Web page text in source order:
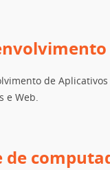
de
e Web.
de